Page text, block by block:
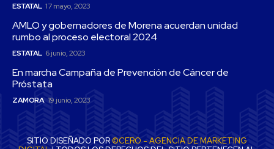
ESTATAL 17 mayo, 2023
AMLO y gobernadores de Morena acuerdan unidad
rumbo al proceso electoral 2024
ESTATAL 6 junio, 2023
En marcha Campaña de Prevención de Cáncer de
Próstata
ZAMORA 19 junio, 2023
SITIO DISEÑADO POR©CERO - AGENCIA DE MARKETING